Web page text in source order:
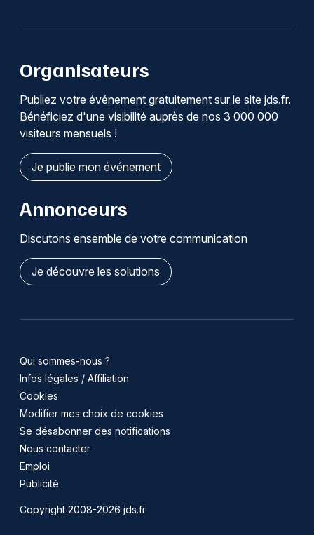
Organisateurs
Publiez votre événement gratuitement sur le site jds.fr.
Bénéficiez d'une visibilité auprès de nos 3 000 000
visiteurs mensuels !
Je publie mon événement
Annonceurs
Discutons ensemble de votre communication
Je découvre les solutions
Qui sommes-nous ?
Infos légales / Affiliation
Cookies
Modifier mes choix de cookies
Se désabonner des notifications
Nous contacter
Emploi
Publicité
Copyright 2008-2026 jds.fr